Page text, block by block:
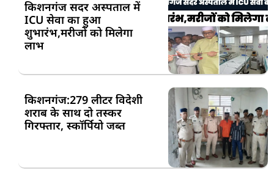
किशनगंज सदर अस्पताल में
ICU सेवा का हुआ
शुभारंभ,मरीजों को मिलेगा
लाभ
किशनगंज:279 लीटर विदेशी
शराब के साथ दो तस्कर
गिरफ्तार, स्कॉर्पियो जब्त